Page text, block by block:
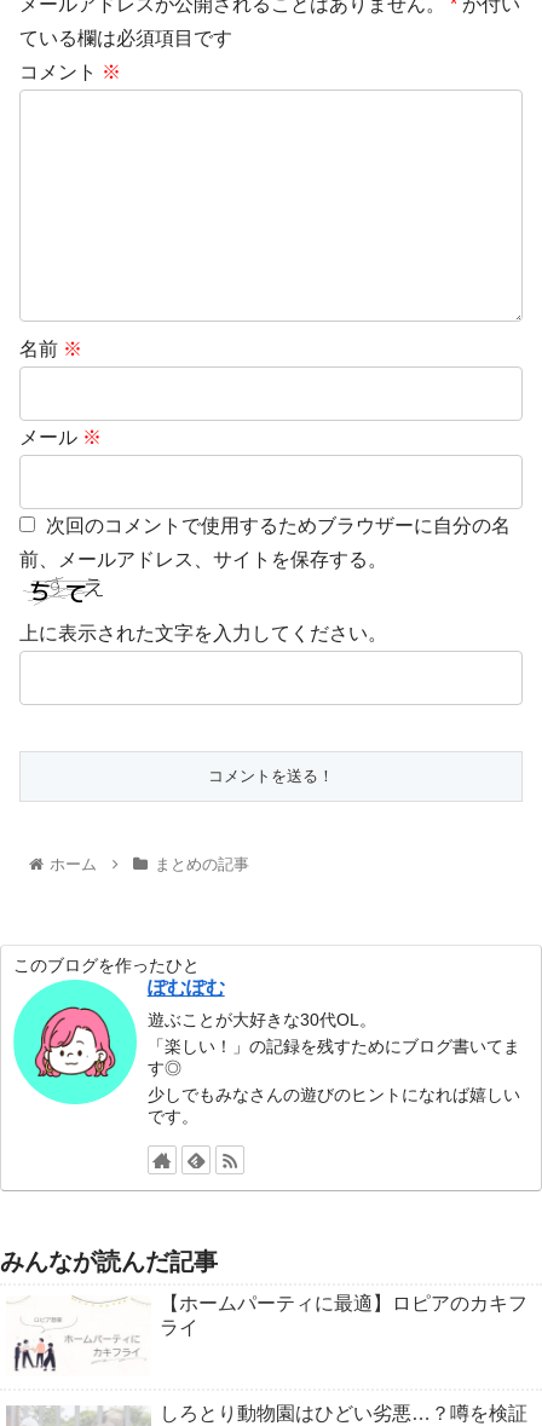
メールアドレスが公開されることはありません。 * が付い
ている欄は必須項目です
コメント ※
名前 ※
メール ※
次回のコメントで使用するためブラウザーに自分の名
前、メールアドレス、サイトを保存する。
上に表示された文字を入力してください。
ホーム まとめの記事
このブログを作ったひと
ぽむぽむ
遊ぶことが大好きな30代OL。
「楽しい！」の記録を残すためにブログ書いてま
す◎
少しでもみなさんの遊びのヒントになれば嬉しい
です。
みんなが読んだ記事
【ホームパーティに最適】ロピアのカキフ
ライ
しろとり動物園はひどい劣悪…？噂を検証